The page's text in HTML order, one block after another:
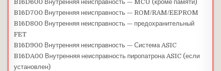
B16D600 Внутренняя неисправность — MCU (кроме памяти)
B16D700 Внутренняя неисправность — ROM/RAM/EEPROM
B16D800 Внутренняя неисправность — предохранительный
FET
B16D900 Внутренняя неисправность — Система ASIC
B16DA00 Внутренняя неисправность пиропатрона ASIC (если
установлен)